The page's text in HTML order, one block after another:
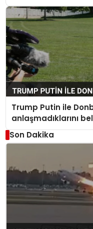
Trump Putin ile
anlaşmadıklarını
Son Dakika